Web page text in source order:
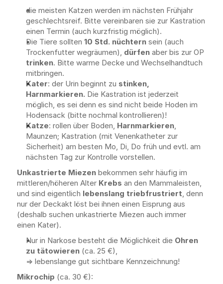
die meisten Katzen werden im nächsten Frühjahr
geschlechtsreif. Bitte vereinbaren sie zur Kastration
einen Termin (auch kurzfristig möglich).
Die Tiere sollten 10 Std. nüchtern sein (auch
Trockenfutter wegräumen), dürfen
trinken. Bitte warme Decke und Wechselhandtuch
mitbringen.
Kater: der Urin beginnt zu stinken,
Harnmarkieren. Die Kastration ist jederzeit
möglich, es sei denn es sind nicht beide Hoden im
Hodensack (bitte nochmal kontrollieren)!
Katze: rollen über Boden, Harnmarkieren,
Maunzen; Kastration (mit Venenkatheter zur
Sicherheit) am besten Mo, Di, Do früh und evtl. am
nächsten Tag zur Kontrolle vorstellen.
Unkastrierte Miezen bekommen sehr häufig im
mittleren/höheren Alter Krebs an den Mammaleisten,
und sind eigentlich lebenslang triebfrustriert, denn
nur der Deckakt löst bei ihnen einen Eisprung aus
(deshalb suchen unkastrierte Miezen auch immer
einen Kater).
Nur in Narkose besteht die Möglichkeit die Ohren
zu tätowieren (ca. 25 €),
=> lebenslange gut sichtbare Kennzeichnung!
Mikrochip (ca. 30 €):